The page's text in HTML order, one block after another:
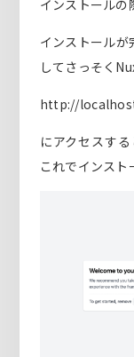
インストールの
インストール
してさっそく
http://
にアクセスす
これでインスト